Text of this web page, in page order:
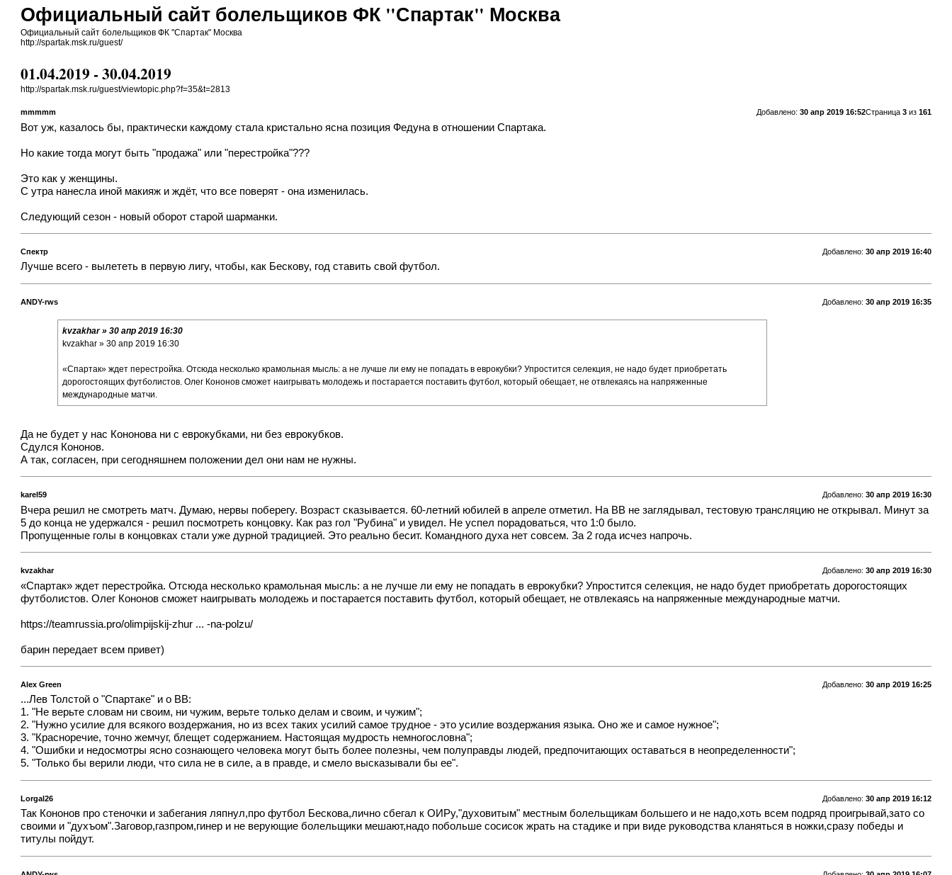
Официальный сайт болельщиков ФК "Спартак" Москва
Официальный сайт болельщиков ФК "Спартак" Москва
http://spartak.msk.ru/guest/
01.04.2019 - 30.04.2019
http://spartak.msk.ru/guest/viewtopic.php?f=35&t=2813
Страница 3из 161
Добавлено: 30 апр 2019 16:52
mmmmm
Вот уж, казалось бы, практически каждому стала кристально ясна позиция Федуна в отношении Спартака.
Но какие тогда могут быть "продажа" или "перестройка"???
Это как у женщины.
С утра нанесла иной макияж и ждёт, что все поверят - она изменилась.
Следующий сезон - новый оборот старой шарманки.
Добавлено: 30 апр 2019 16:40
Спектр
Лучше всего - вылететь в первую лигу, чтобы, как Бескову, год ставить свой футбол.
Добавлено: 30 апр 2019 16:35
ANDY-rws
kvzakhar » 30 апр 2019 16:30
kvzakhar » 30 апр 2019 16:30
«Спартак» ждет перестройка. Отсюда несколько крамольная мысль: а не лучше ли ему не попадать в еврокубки? Упростится селекция, не надо будет приобретать
дорогостоящих футболистов. Олег Кононов сможет наигрывать молодежь и постарается поставить футбол, который обещает, не отвлекаясь на напряженные
международные матчи.
Да не будет у нас Кононова ни с еврокубками, ни без еврокубков.
Сдулся Кононов.
А так, согласен, при сегодняшнем положении дел они нам не нужны.
Добавлено: 30 апр 2019 16:30
karel59
Вчера решил не смотреть матч. Думаю, нервы поберегу. Возраст сказывается. 60-летний юбилей в апреле отметил. На ВВ не заглядывал, тестовую трансляцию не открывал. Минут за
5 до конца не удержался - решил посмотреть концовку. Как раз гол "Рубина" и увидел. Не успел порадоваться, что 1:0 было.
Пропущенные голы в концовках стали уже дурной традицией. Это реально бесит. Командного духа нет совсем. За 2 года исчез напрочь.
Добавлено: 30 апр 2019 16:30
kvzakhar
«Спартак» ждет перестройка. Отсюда несколько крамольная мысль: а не лучше ли ему не попадать в еврокубки? Упростится селекция, не надо будет приобретать дорогостоящих
футболистов. Олег Кононов сможет наигрывать молодежь и постарается поставить футбол, который обещает, не отвлекаясь на напряженные международные матчи.
https://teamrussia.pro/olimpijskij-zhur ... -na-polzu/
барин передает всем привет)
Добавлено: 30 апр 2019 16:25
Alex Green
...Лев Толстой о "Спартаке" и о ВВ:
1. "Не верьте словам ни своим, ни чужим, верьте только делам и своим, и чужим";
2. "Нужно усилие для всякого воздержания, но из всех таких усилий самое трудное - это усилие воздержания языка. Оно же и самое нужное";
3. "Красноречие, точно жемчуг, блещет содержанием. Настоящая мудрость немногословна";
4. "Ошибки и недосмотры ясно сознающего человека могут быть более полезны, чем полуправды людей, предпочитающих оставаться в неопределенности";
5. "Только бы верили люди, что сила не в силе, а в правде, и смело высказывали бы ее".
Добавлено: 30 апр 2019 16:12
Lorgal26
Так Кононов про стеночки и забегания ляпнул,про футбол Бескова,лично сбегал к ОИРу,"духовитым" местным болельщикам большего и не надо,хоть всем подряд проигрывай,зато со
своими и "духъом".Заговор,газпром,гинер и не верующие болельщики мешают,надо побольше сосисок жрать на стадике и при виде руководства кланяться в ножки,сразу победы и
титулы пойдут.